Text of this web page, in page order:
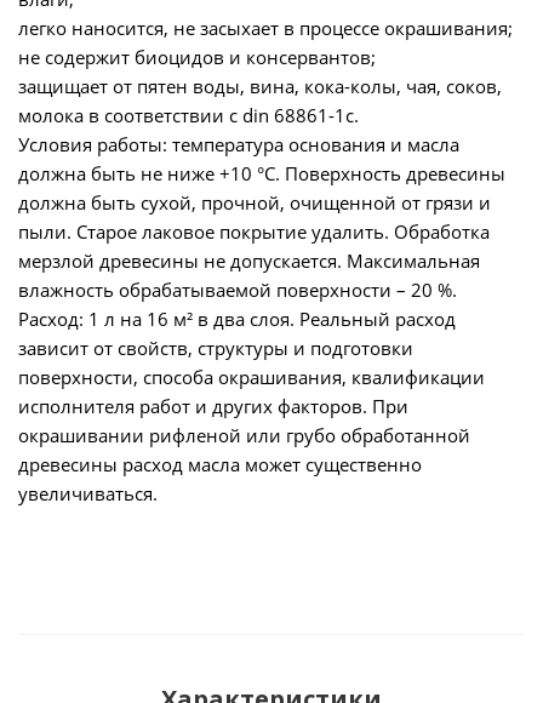
легко наносится, не засыхает в процессе окрашивания;
не содержит биоцидов и консервантов;
защищает от пятен воды, вина, кока-колы, чая, соков,
молока в соответствии с din 68861-1c.
Условия работы: температура основания и масла
должна быть не ниже +10 °С. Поверхность древесины
должна быть сухой, прочной, очищенной от грязи и
пыли. Старое лаковое покрытие удалить. Обработка
мерзлой древесины не допускается. Максимальная
влажность обрабатываемой поверхности – 20 %.
Расход: 1 л на 16 м² в два слоя. Реальный расход
зависит от свойств, структуры и подготовки
поверхности, способа окрашивания, квалификации
исполнителя работ и других факторов. При
окрашивании рифленой или грубо обработанной
древесины расход масла может существенно
увеличиваться.